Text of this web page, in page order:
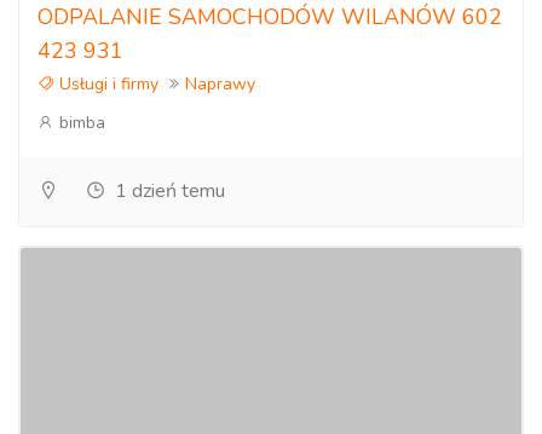
ODPALANIE SAMOCHODÓW WILANÓW 602
423 931
Usługi i firmy
Naprawy
bimba
1 dzień temu